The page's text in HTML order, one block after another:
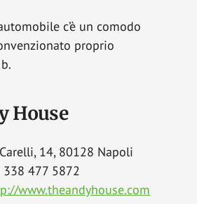
c’è un comodo
proprio
House
14, 80128 Napoli
338 477 5872
www.theandyhouse.com